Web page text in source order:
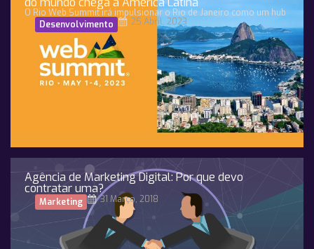
O Rio Web Summit irá impulsionar o Rio de Janeiro como um hub
Desenvolvimento
25 Abril, 2023
Agência de Marketing Digital: Por que devo
contratar uma?
Marketing 31 Março, 2018